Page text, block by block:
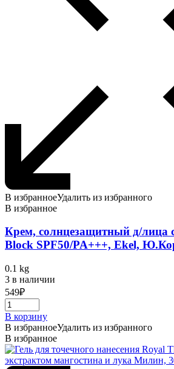
В избранноеУдалить из избранного
В избранное
Крем, солнцезащитный д/лица
Block SPF50/PA+++, Ekel,
0.1 kg
3 в наличии
549₽
В корзину
В избранноеУдалить из избранного
В избранное